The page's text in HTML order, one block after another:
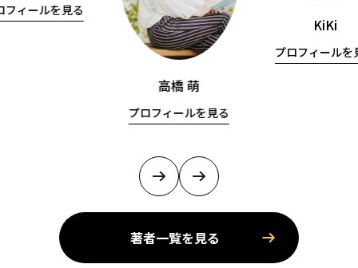
フィールを見る
高橋 萌
プロフィールを見る
KiKi
プロフィールを
著者一覧を見る